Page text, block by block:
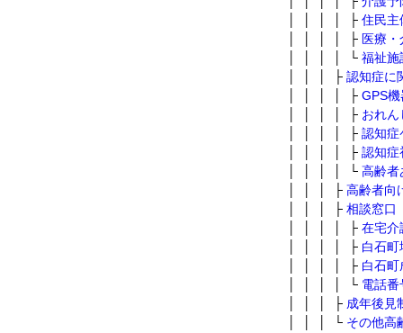
│ │ │ │ ├ 住民主
│ │ │ │ ├ 医療
│ │ │ │ └ 福祉施
│ │ │ ├ 認知症に
│ │ │ │ ├ GPS
│ │ │ │ ├ おれ
│ │ │ │ ├ 認知症
│ │ │ │ ├ 認知症
│ │ │ │ └ 高齢者
│ │ │ ├ 高齢者向
│ │ │ ├ 相談窓口
│ │ │ │ ├ 在宅介
│ │ │ │ ├ 白石
│ │ │ │ ├ 白石
│ │ │ │ └ 電話
│ │ │ ├ 成年後見
│ │ │ └ その他高